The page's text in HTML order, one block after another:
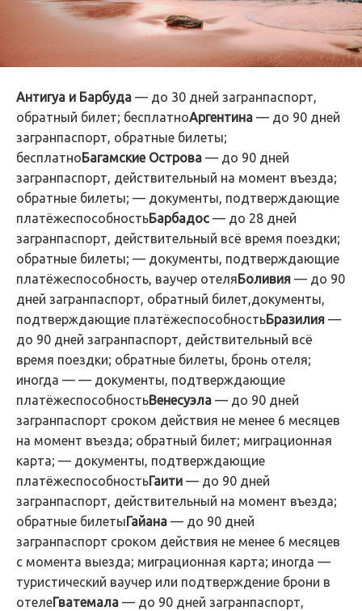
Антигуа и Барбуда — до 30 дней загранпаспорт,
обратный билет; бесплатноАргентина — до 90 дней
загранпаспорт, обратные билеты;
бесплатноБагамские Острова — до 90 дней
загранпаспорт, действительный на момент въезда;
обратные билеты; — документы, подтверждающие
платёжеспособностьБарбадос — до 28 дней
загранпаспорт, действительный всё время поездки;
обратные билеты; — документы, подтверждающие
платёжеспособность, ваучер отеляБоливия — до 90
дней загранпаспорт, обратный билет,документы,
подтверждающие платёжеспособностьБразилия —
до 90 дней загранпаспорт, действительный всё
время поездки; обратные билеты, бронь отеля;
иногда — — документы, подтверждающие
платёжеспособностьВенесуэла — до 90 дней
загранпаспорт сроком действия не менее 6 месяцев
на момент въезда; обратный билет; миграционная
карта; — документы, подтверждающие
платёжеспособностьГаити — до 90 дней
загранпаспорт, действительный на момент въезда;
обратные билетыГайана — до 90 дней
загранпаспорт сроком действия не менее 6 месяцев
с момента выезда; миграционная карта; иногда —
туристический ваучер или подтверждение брони в
отелеГватемала — до 90 дней загранпаспорт,